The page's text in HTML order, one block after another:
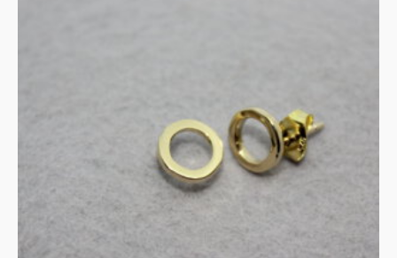
€245.00
IN WINKELMAND